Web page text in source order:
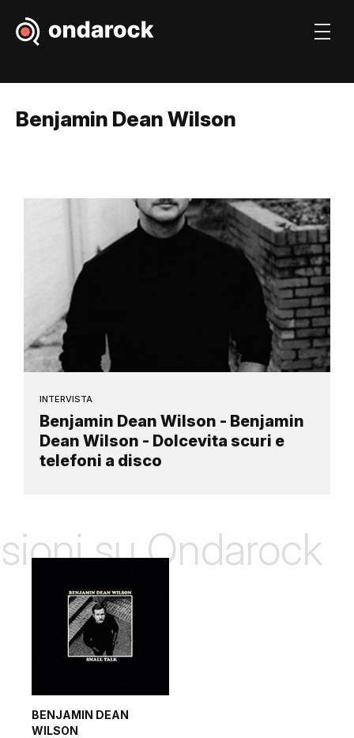
Benjamin Dean Wilson
INTERVISTA
Benjamin Dean Wilson - Benjamin
Dean Wilson - Dolcevita scuri e
telefoni a disco
su Ondarock
BENJAMIN DEAN
WILSON